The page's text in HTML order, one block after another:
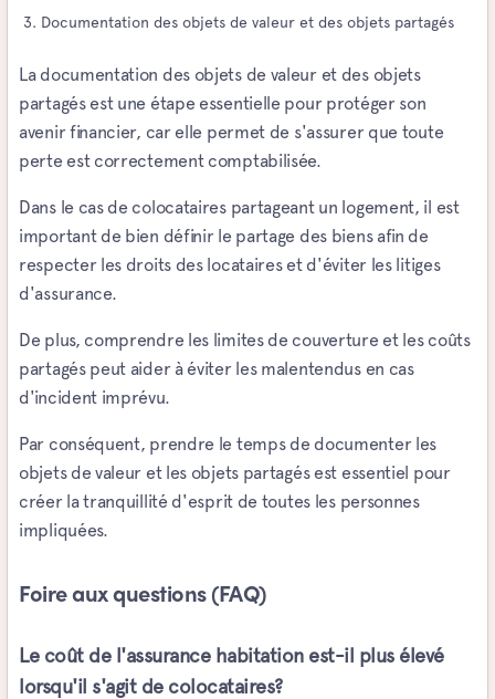
Documentation des objets de valeur et des objets partagés
La documentation des objets de valeur et des objets
partagés est une étape essentielle pour protéger son
avenir financier, car elle permet de s'assurer que toute
perte est correctement comptabilisée.
Dans le cas de colocataires partageant un logement, il est
important de bien définir le partage des biens afin de
respecter les droits des locataires et d'éviter les litiges
d'assurance.
De plus, comprendre les limites de couverture et les coûts
partagés peut aider à éviter les malentendus en cas
d'incident imprévu.
Par conséquent, prendre le temps de documenter les
objets de valeur et les objets partagés est essentiel pour
créer la tranquillité d'esprit de toutes les personnes
impliquées.
Foire aux questions (FAQ)
Le coût de l'assurance habitation est-il plus élevé
lorsqu'il s'agit de colocataires?